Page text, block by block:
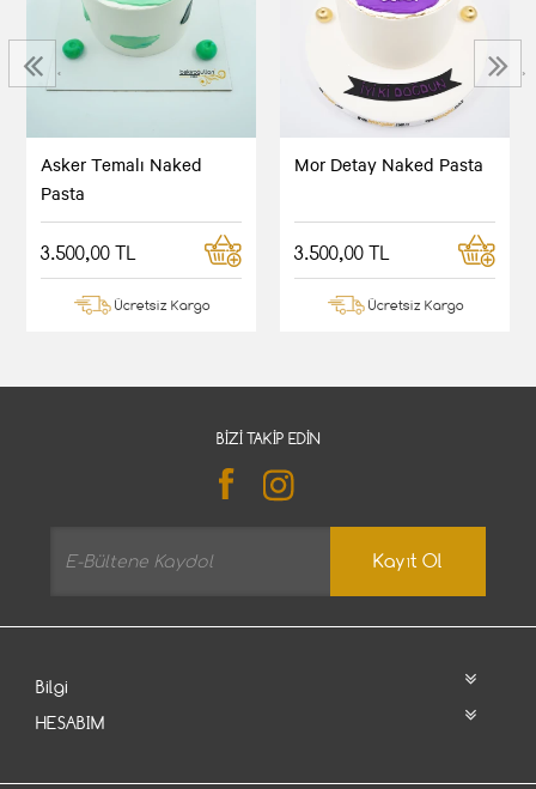
Asker Temalı Naked
Pasta
3.500,00 TL
Ücretsiz Kargo
Mor Detay Naked Pasta
3.500,00 TL
Ücretsiz Kargo
‹ ›
BIZI TAKIP EDIN
Kayıt Ol
Bilgi
HESABIM